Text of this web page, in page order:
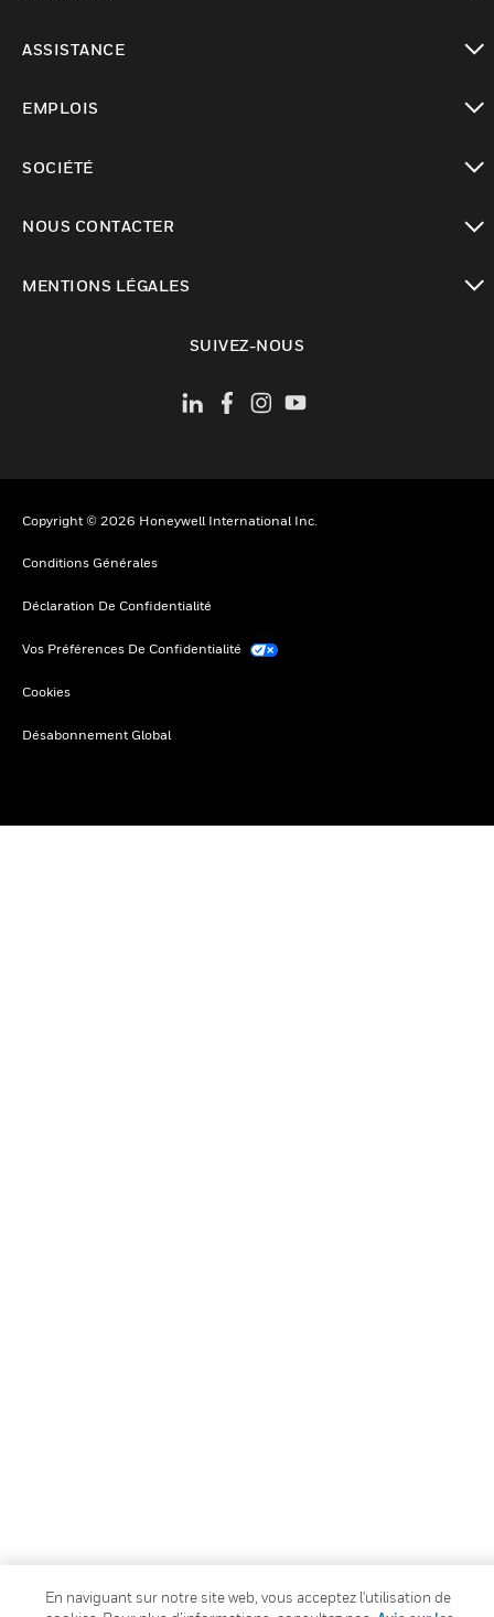
ASSISTANCE
EMPLOIS
SOCIÉTÉ
NOUS CONTACTER
MENTIONS LÉGALES
SUIVEZ-NOUS
Copyright © 2026 Honeywell International Inc.
Conditions Générales
Déclaration De Confidentialité
Vos Préférences De Confidentialité
Cookies
Désabonnement Global
En naviguant sur notre site web, vous acceptez l'utilisation de